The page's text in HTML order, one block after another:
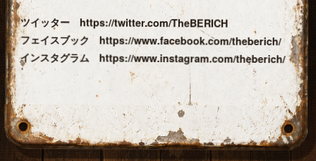
ツイッター https://twitter.com/TheBERICH
フェイスブック https://www.facebook.com/theberich/
インスタグラム https://www.instagram.com/theberich/